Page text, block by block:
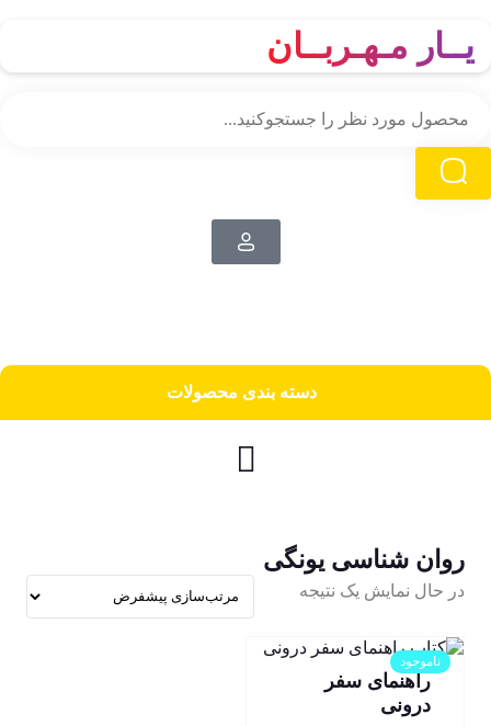
یــار مـهـربــان
دسته‌ بندی محصولات
روان شناسی یونگی
در حال نمایش یک نتیجه
ناموجود
راهنمای سفر
درونی